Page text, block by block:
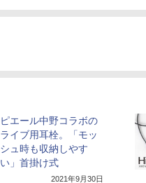
ピエール中野コラボの
ライブ用耳栓。「モッ
シュ時も収納しやす
い」首掛け式
2021年9月30日